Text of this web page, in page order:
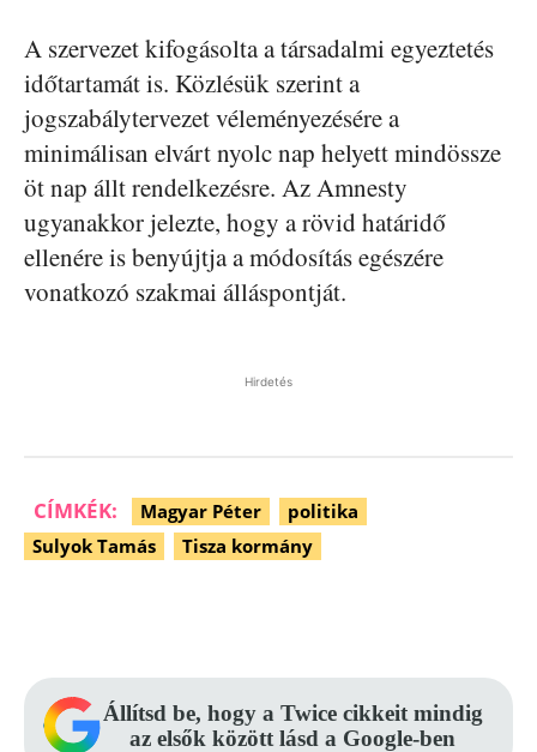
A szervezet kifogásolta a társadalmi egyeztetés
időtartamát is. Közlésük szerint a
jogszabálytervezet véleményezésére a
minimálisan elvárt nyolc nap helyett mindössze
öt nap állt rendelkezésre. Az Amnesty
ugyanakkor jelezte, hogy a rövid határidő
ellenére is benyújtja a módosítás egészére
vonatkozó szakmai álláspontját.
Hirdetés
CÍMKÉK: Magyar Péter
politika
Sulyok Tamás
Tisza kormány
Állítsd be, hogy a Twice cikkeit mindig
az elsők között lásd a Google-ben